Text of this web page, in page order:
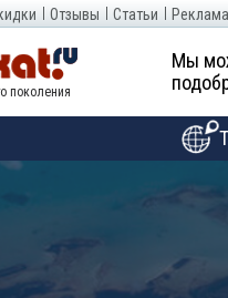
Отзывы Статьи
поколения
Мы